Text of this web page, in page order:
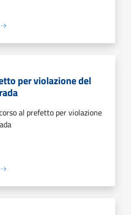
per violazione del
al prefetto per violazione